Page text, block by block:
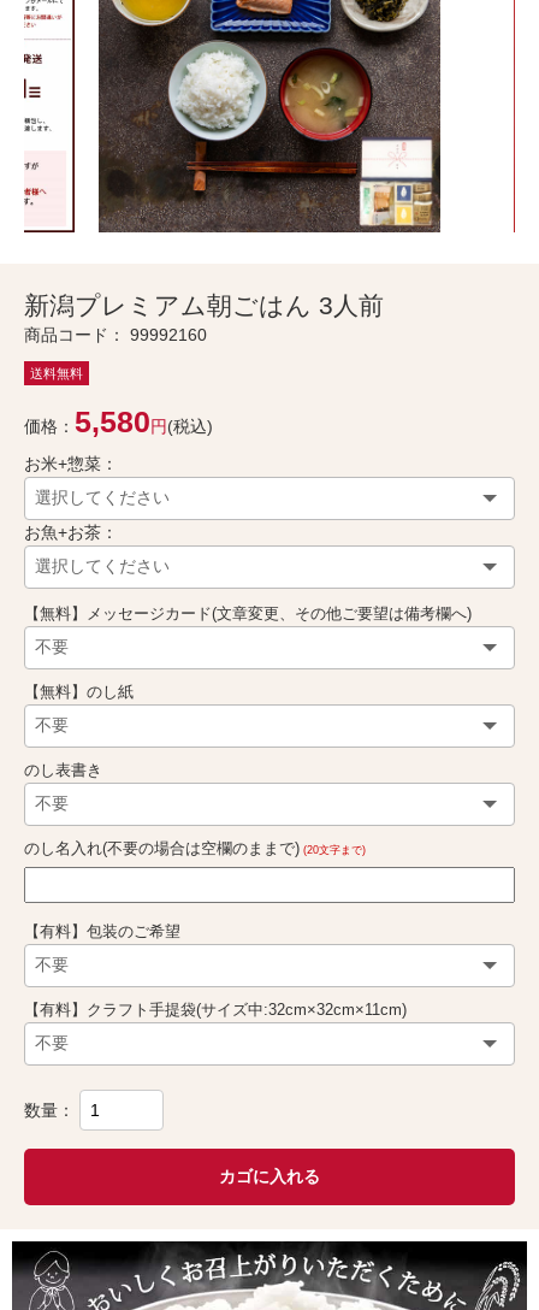
新潟プレミアム朝ごはん 3人前
商品コード： 99992160
送料無料
価格： 5,580円(税込)
お米+惣菜：
お魚+お茶：
【無料】メッセージカード(文章変更、その他ご要望は備考欄へ)
【無料】のし紙
のし表書き
のし名入れ(不要の場合は空欄のままで) (20文字まで)
【有料】包装のご希望
【有料】クラフト手提袋(サイズ中:32cm×32cm×11cm)
数量：
カゴに入れる